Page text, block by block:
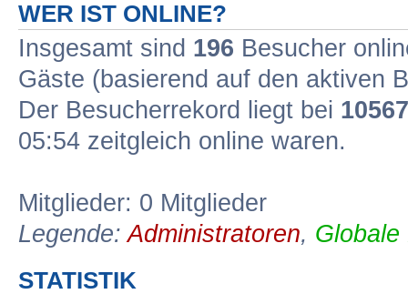
WER IST ONLINE?
Insgesamt sind 196 Besucher
Gäste (basierend auf den aktiven
Der Besucherrekord liegt bei 10567
05:54 zeitgleich online waren.
Mitglieder: 0 Mitglieder
Legende:Administratoren, Globale
STATISTIK